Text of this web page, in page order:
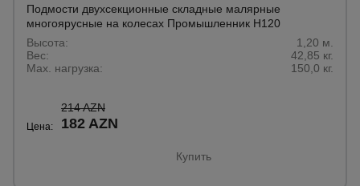
Подмости двухсекционные складные малярные
многоярусные на колесах Промышленник H120
Высота:
1,20 м.
Вес:
42,85 кг.
Max. нагрузка:
150,0 кг.
Цена:
214 AZN
182 AZN
Купить